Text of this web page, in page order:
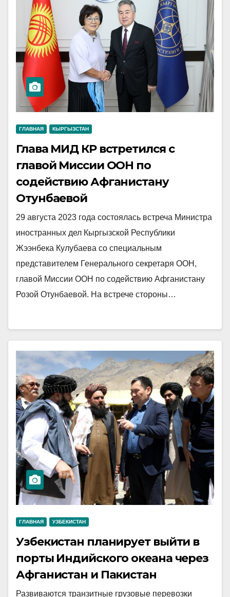
ГЛАВНАЯ КЫРГЫЗСТАН
Глава МИД КР встретился с
главой Миссии ООН по
содействию Афганистану
Отунбаевой
29 августа 2023 года состоялась встреча Министра
иностранных дел Кыргызской Республики
Жээнбека Кулубаева со специальным
представителем Генерального секретаря ООН,
главой Миссии ООН по содействию Афганистану
Розой Отунбаевой. На встрече стороны…
ГЛАВНАЯ УЗБЕКИСТАН
Узбекистан планирует выйти в
порты Индийского океана через
Афганистан и Пакистан
Развиваются транзитные грузовые перевозки